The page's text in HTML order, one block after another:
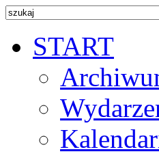
START